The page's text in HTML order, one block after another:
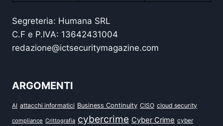
Segreteria: Humana SRL
C.F e P.IVA: 13642431004
redazione@ictsecuritymagazine.com
ARGOMENTI
AI attacchi informatici Business Continuity CISO cloud security
compliance Crittografia cybercrime Cyber Crime cyber